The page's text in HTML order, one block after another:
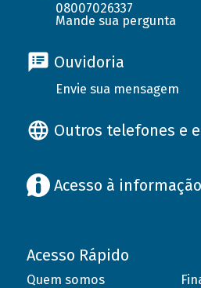
08007026337
Mande sua pergunta
Ouvidoria
Envie sua mensagem
Outros telefones e
Acesso à informação
Acesso Rápido
Quem somos